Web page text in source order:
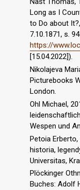
Long as I
to Do about It?,
7.10.1871, s.
https://
[15.04.2022]).
Nikolajeva
Picturebooks
London.
Ohl Michael,
Wespen und
Petoia Erberto,
historia,
Universitas,
Plöckinger
Buches: Adolf